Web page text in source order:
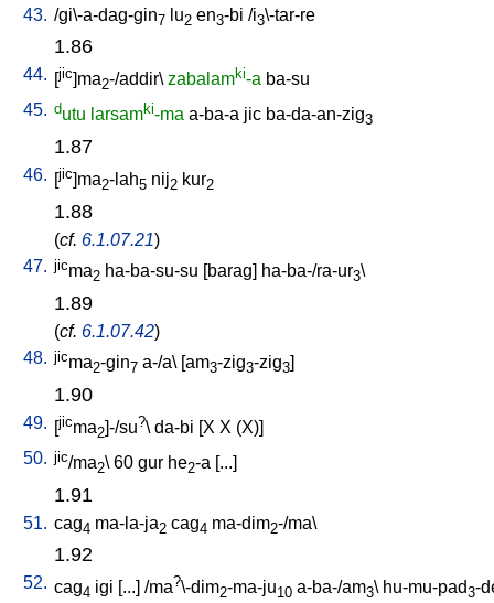
43. /gi\-a-dag-gin7 lu2 en3-bi /i3\-tar-re
1.86
44. [jic]ma2-/addir\ zabalamki-a ba-su
45. dutu larsamki-ma a-ba-a jic ba-da-an-zig3
1.87
46. [jic]ma2-lah5 nij2 kur2
1.88
(cf. 6.1.07.21)
47. jicma2 ha-ba-su-su [barag] ha-ba-/ra-ur3\
1.89
(cf. 6.1.07.42)
48. jicma2-gin7 a-/a\ [am3-zig3-zig3]
1.90
49. [jicma2]-/su?\ da-bi [X X (X)]
50. jic/ma2\ 60 gur he2-a [...]
1.91
51. cag4 ma-la-ja2 cag4 ma-dim2-/ma\
1.92
52. cag4 igi [...] /ma?\-dim2-ma-ju10 a-ba-/am3\ hu-mu-pad3-